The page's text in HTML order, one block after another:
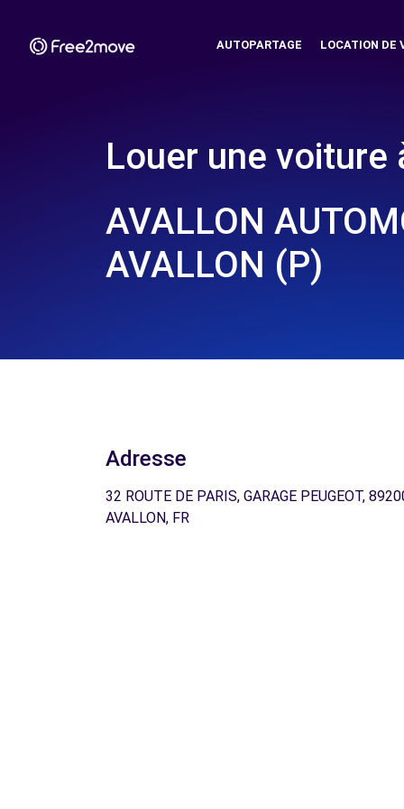
AUTOPARTAGE LOCATION DE
Louer une voiture
AVALLON
AVALLON (P)
Adresse
32 ROUTE DE PARIS, GARAGE PEUGEOT,
AVALLON, FR